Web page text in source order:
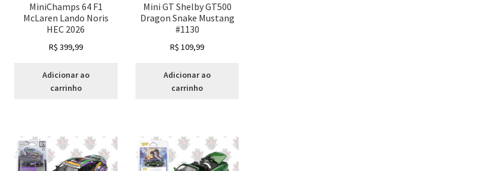
MiniChamps 64 F1
McLaren Lando Noris
HEC 2026
R$ 399,99
Adicionar ao
carrinho
Mini GT Shelby GT500
Dragon Snake Mustang
#1130
R$ 109,99
Adicionar ao
carrinho